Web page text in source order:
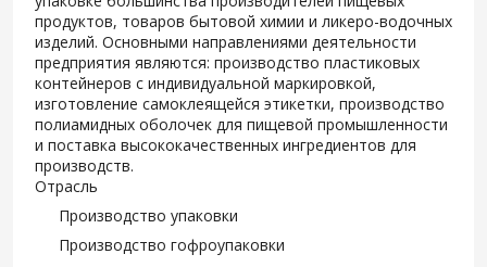
продуктов, товаров бытовой химии и ликеро-водочных
изделий. Основными направлениями деятельности
предприятия являются: производство пластиковых
контейнеров с индивидуальной маркировкой,
изготовление самоклеящейся этикетки, производство
полиамидных оболочек для пищевой промышленности
и поставка высококачественных ингредиентов для
производств.
Отрасль
Производство упаковки
Производство гофроупаковки